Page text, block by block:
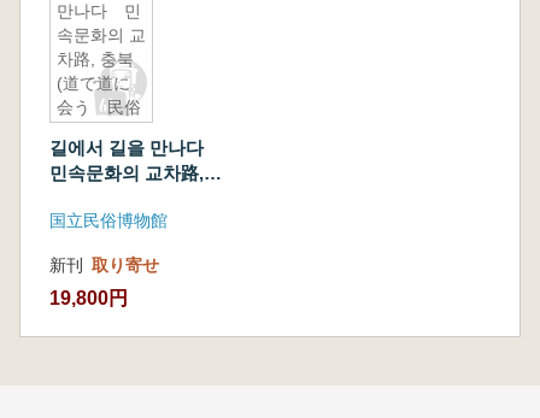
만나다 민
속문화의 교
차路, 충북
(道で道に
会う 民俗
路、忠北)
※表紙小汚
(古書)
길에서 길을 만나다
민속문화의 교차路,
う 民俗文化の交差
汚れあり (古書)
国立民俗博物館
新刊 取り寄せ
19,800円